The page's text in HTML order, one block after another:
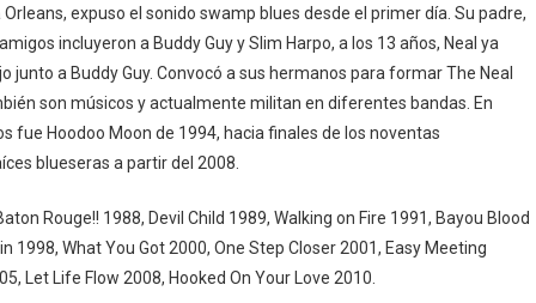
expuso el sonido swamp blues desde el primer día. Su padre,
incluyeron a Buddy Guy y Slim Harpo, a los 13 años, Neal ya
junto a Buddy Guy. Convocó a sus hermanos para formar The Neal
son músicos y actualmente militan en diferentes bandas. En
fue Hoodoo Moon de 1994, hacia finales de los noventas
blueseras a partir del 2008.
Rouge!! 1988, Devil Child 1989, Walking on Fire 1991, Bayou Blood
1998, What You Got 2000, One Step Closer 2001, Easy Meeting
Let Life Flow 2008, Hooked On Your Love 2010.